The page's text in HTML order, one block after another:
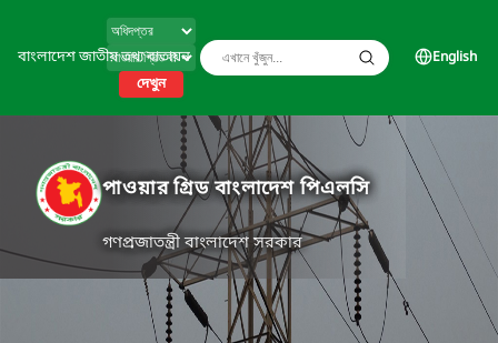
বাংলাদেশ জাতীয় তথ্য বাতায়ন
দেখুন
English
পাওয়ার গ্রিড বাংলাদেশ পিএলসি
গণপ্রজাতন্ত্রী বাংলাদেশ সরকার